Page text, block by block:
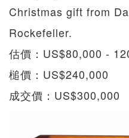
Christmas gift from
Rockefeller.
估價：US$80,000 -
槌價：US$240,000
成交價：US$300,000